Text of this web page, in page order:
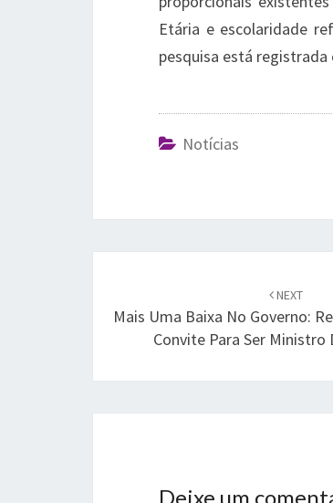
Etária e escolaridade
pesquisa está
Notícias
NEXT
Mais Uma Baixa No Governo:
Convite Para Ser Ministro
Deixe um